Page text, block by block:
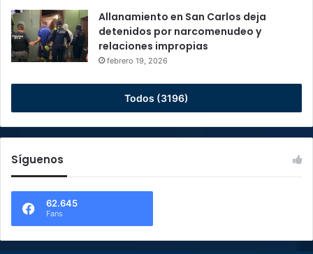
Allanamiento en San Carlos deja
detenidos por narcomenudeo y
relaciones impropias
febrero 19, 2026
Todos (3196)
Síguenos
62.645
Fans